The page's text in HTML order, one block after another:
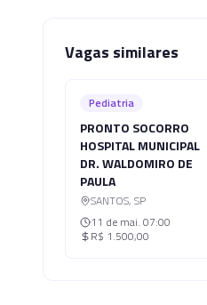
Vagas similares
Pediatria
PRONTO SOCORRO
HOSPITAL MUNICIPAL
DR. WALDOMIRO DE
PAULA
SANTOS, SP
11 de mai. 07:00
R$ 1.500,00